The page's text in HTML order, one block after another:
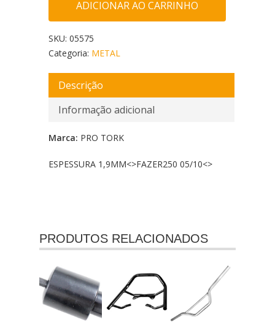
ADICIONAR AO CARRINHO
SKU: 05575
Categoria: METAL
Descrição
Informação adicional
Marca: PRO TORK
ESPESSURA 1,9MM<>FAZER250 05/10<>
PRODUTOS RELACIONADOS